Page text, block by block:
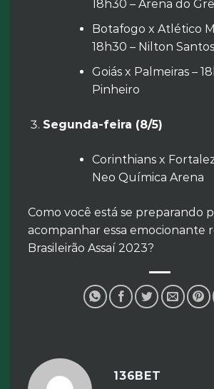
18h30 – Arena do
Botafogo x Atlético
18h30 – Nilton Santos
Goiás x Palmeiras –
Pinheiro
Segunda-feira (8/5)
Corinthians x
Neo Química Arena
Como você está se preparando
acompanhar essa emocionante
Brasileirão Assaí 2023?
136BET